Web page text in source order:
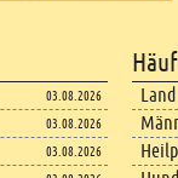
03.08.2026
03.08.2026
03.08.2026
Land